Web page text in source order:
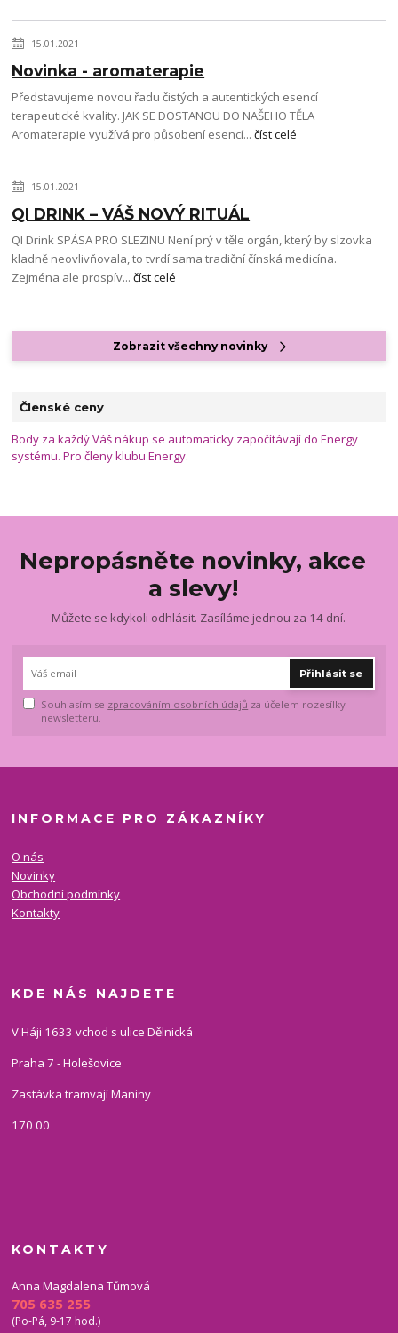
15.01.2021
Novinka - aromaterapie
Představujeme novou řadu čistých a autentických esencí
terapeutické kvality. JAK SE DOSTANOU DO NAŠEHO TĚLA
Aromaterapie využívá pro působení esencí...číst celé
15.01.2021
QI DRINK – VÁŠ NOVÝ RITUÁL
QI Drink SPÁSA PRO SLEZINU Není prý v těle orgán, který by slzovka
kladně neovlivňovala, to tvrdí sama tradiční čínská medicína.
Zejména ale prospív...číst celé
Zobrazit všechny novinky
Členské ceny
Body za každý Váš nákup se automaticky započítávají do Energy
systému. Pro členy klubu Energy.
Nepropásněte novinky, akce
a slevy!
Můžete se kdykoli odhlásit. Zasíláme jednou za 14 dní.
Přihlásit se
Souhlasím se zpracováním osobních údajů za účelem rozesílky
newsletteru.
INFORMACE PRO ZÁKAZNÍKY
O nás
Novinky
Obchodní podmínky
Kontakty
KDE NÁS NAJDETE
V Háji 1633 vchod s ulice Dělnická
Praha 7 - Holešovice
Zastávka tramvají Maniny
170 00
KONTAKTY
Anna Magdalena Tůmová
705 635 255
(Po-Pá, 9-17 hod.)